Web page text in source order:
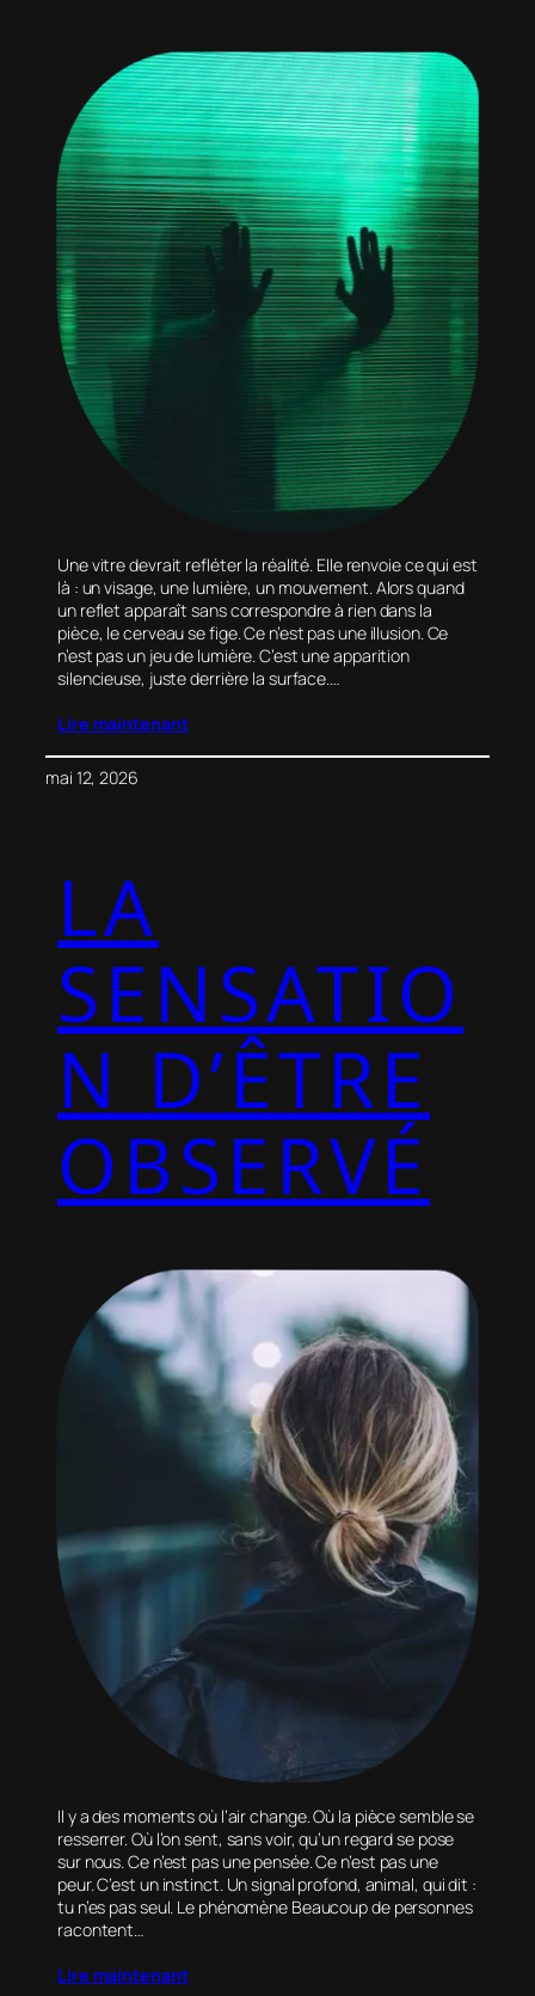
Une vitre devrait refléter la réalité. Elle renvoie ce qui est
là : un visage, une lumière, un mouvement. Alors quand
un reflet apparaît sans correspondre à rien dans la
pièce, le cerveau se fige. Ce n’est pas une illusion. Ce
n’est pas un jeu de lumière. C’est une apparition
silencieuse, juste derrière la surface.…
Lire maintenant
mai 12, 2026
LA
SENSATIO
N D’ÊTRE
OBSERVÉ
Il y a des moments où l’air change. Où la pièce semble se
resserrer. Où l’on sent, sans voir, qu’un regard se pose
sur nous. Ce n’est pas une pensée. Ce n’est pas une
peur. C’est un instinct. Un signal profond, animal, qui dit :
tu n’es pas seul. Le phénomène Beaucoup de personnes
racontent…
Lire maintenant